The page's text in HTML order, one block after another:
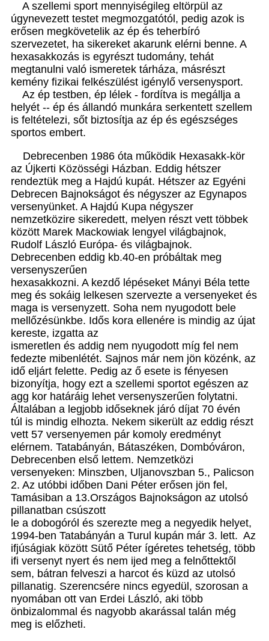
A szellemi sport mennyiségileg eltörpül az
úgynevezett testet megmozgatótól, pedig azok is
erősen megkövetelik az ép és teherbíró
szervezetet, ha sikereket akarunk elérni benne. A
hexasakkozás is egyrészt tudomány, tehát
megtanulni való ismeretek tárháza, másrészt
kemény fizikai felkészülést igénylő versenysport.
Az ép testben, ép lélek - fordítva is megállja a
helyét -- ép és állandó munkára serkentett szellem
is feltételezi, sőt biztosítja az ép és egészséges
sportos embert.
Debrecenben 1986 óta működik Hexasakk-kör
az Újkerti Közösségi Házban. Eddig hétszer
rendeztük meg a Hajdú kupát. Hétszer az Egyéni
Debrecen Bajnokságot és négyszer az Egynapos
versenyünket. A Hajdú Kupa négyszer
nemzetközire sikeredett, melyen részt vett többek
között Marek Mackowiak lengyel világbajnok,
Rudolf László Európa- és világbajnok.
Debrecenben eddig kb.40-en próbáltak meg
versenyszerűen
hexasakkozni. A kezdő lépéseket Mányi Béla tette
meg és sokáig lelkesen szervezte a versenyeket és
maga is versenyzett. Soha nem nyugodott bele
mellőzésünkbe. Idős kora ellenére is mindig az újat
kereste, izgatta az
ismeretlen és addig nem nyugodott míg fel nem
fedezte mibenlétét. Sajnos már nem jön közénk, az
idő eljárt felette. Pedig az ő esete is fényesen
bizonyítja, hogy ezt a szellemi sportot egészen az
agg kor határáig lehet versenyszerűen folytatni.
Általában a legjobb időseknek járó díjat 70 évén
túl is mindig elhozta. Nekem sikerült az eddig részt
vett 57 versenyemen pár komoly eredményt
elérnem. Tatabányán, Bátaszéken, Dombóváron,
Debrecenben első lettem. Nemzetközi
versenyeken: Minszben, Uljanovszban 5., Palicson
2. Az utóbbi időben Dani Péter erősen jön fel,
Tamásiban a 13.Országos Bajnokságon az utolsó
pillanatban csúszott
le a dobogóról és szerezte meg a negyedik helyet,
1994-ben Tatabányán a Turul kupán már 3. lett. Az
ifjúságiak között Sütő Péter ígéretes tehetség, több
ifi versenyt nyert és nem ijed meg a felnőttektől
sem, bátran felveszi a harcot és küzd az utolsó
pillanatig. Szerencsére nincs egyedül, szorosan a
nyomában ott van Erdei László, aki több
önbizalommal és nagyobb akarással talán még
meg is előzheti.